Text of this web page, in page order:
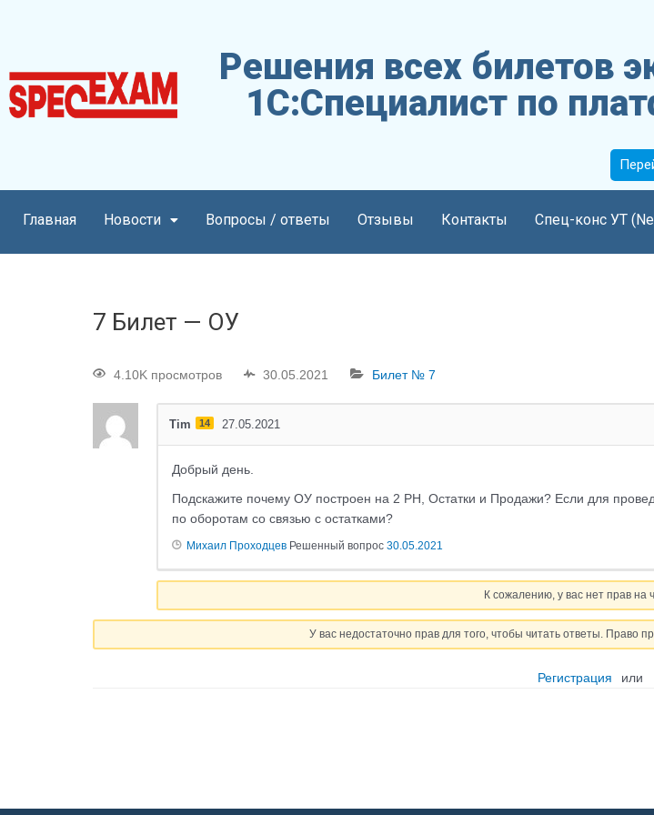
Решения всех билетов
1С:Специалист по
Главная Новости Вопросы / ответы Отзывы Контакты Спец-конс УТ
7 Билет — ОУ
4.10K просмотров 30.05.2021 Билет № 7
Tim 14 27.05.2021
Добрый день.
Подскажите почему ОУ построен на 2 РН, Остатки и Продажи? Если для
по оборотам со связью с остатками?
Михаил Проходцев Решенный вопрос 30.05.2021
К сожалению, у вас нет прав на
У вас недостаточно прав для того, чтобы читать ответы. Право
Регистрация или